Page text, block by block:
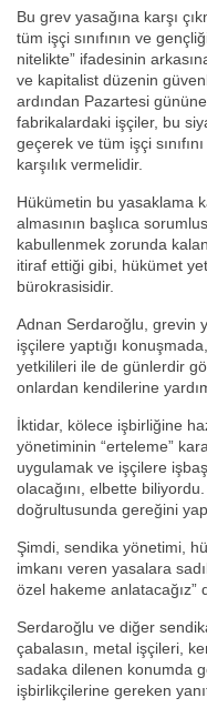
Bu grev yasağına karşı
tüm işçi sınıfının ve
nitelikte” ifadesinin
ve kapitalist düzenin
ardından Pazartesi
fabrikalardaki işçiler, bu
geçerek ve tüm işçi
karşılık vermelidir.
Hükümetin bu yasaklama
almasının başlıca
kabullenmek zorunda
itiraf ettiği gibi, hükümet
bürokrasisidir.
Adnan Serdaroğlu, grevin
işçilere yaptığı
yetkilileri ile de günlerdir
onlardan kendilerine
İktidar, kölece işbirliğine
yönetiminin “erteleme”
uygulamak ve işçilere
olacağını, elbette biliyordu.
doğrultusunda gereğini
Şimdi, sendika yönetimi,
imkanı veren yasalara
özel hakeme anlatacağız”
Serdaroğlu ve diğer
çabalasın, metal işçileri,
sadaka dilenen konumda
işbirlikçilerine gereken